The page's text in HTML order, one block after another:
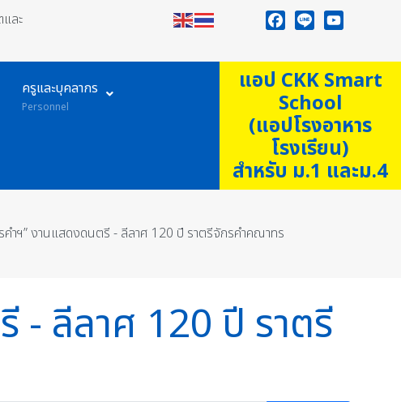
ละ
ครูและบุคลากร
Personnel
แอป CKK Smart
School
(แอปโรงอาหาร
โรงเรียน)
สำหรับ ม.1 และม.4
คำฯ” งานแสดงดนตรี - ลีลาศ 120 ปี ราตรีจักรคำคณาทร
- ลีลาศ 120 ปี ราตรี